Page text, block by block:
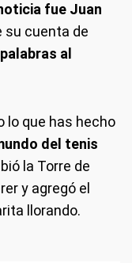
fue Juan
su cuenta de
al
lo que has hecho
del tenis
la Torre de
y agregó el
llorando.